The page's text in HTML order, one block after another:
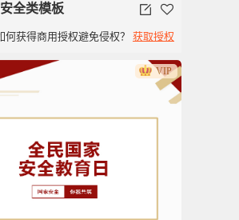
全类模板
何获得商用授权避免侵权？ 获取授权
VIP